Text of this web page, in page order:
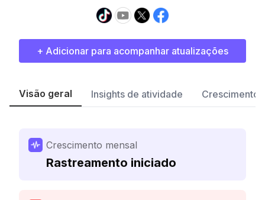
+ Adicionar para acompanhar atualizações
Visão geral Insights de atividade Crescimento
Crescimento mensal
Rastreamento iniciado